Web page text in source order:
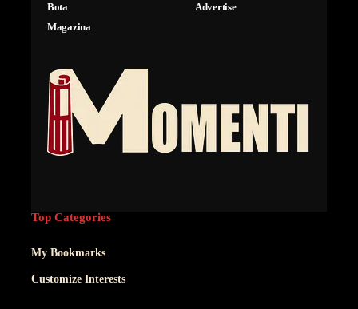
Bota
Magazina
Advertise
Top Categories
My Bookmarks
Customize Interests